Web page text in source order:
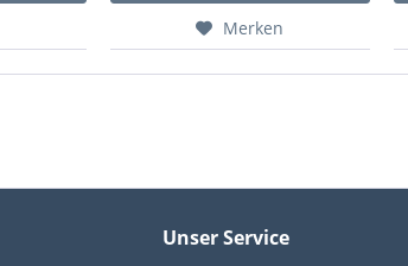
Merken
Unser Service